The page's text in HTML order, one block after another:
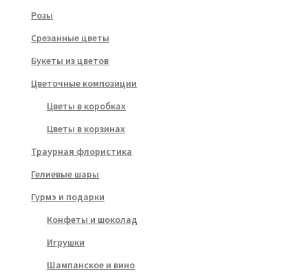
Розы
Срезанные цветы
Букеты из цветов
Цветочные композиции
Цветы в коробках
Цветы в корзинах
Траурная флористика
Гелиевые шары
Гурмэ и подарки
Конфеты и шоколад
Игрушки
Шампанское и вино